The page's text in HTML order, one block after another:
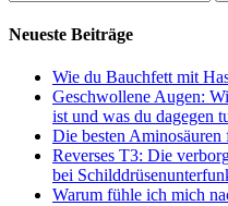
Neueste Beiträge
Wie du Bauchfett mit
Geschwollene Augen:
ist und was du dagegen
Die besten
Reverses T3: Die
bei
Warum fühle ich mich